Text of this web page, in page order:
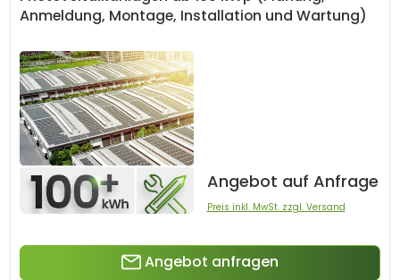
Anmeldung, Montage, Installation und Wartung)
Angebot auf Anfrage
Preis inkl. MwSt. zzgl. Versand
Angebot anfragen